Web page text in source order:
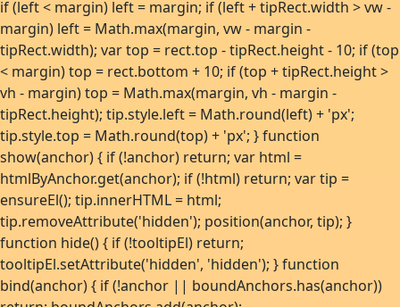
if (left < margin) left = margin; if (left + tipRect.width > vw -
margin) left = Math.max(margin, vw - margin -
tipRect.width); var top = rect.top - tipRect.height - 10; if (top
< margin) top = rect.bottom + 10; if (top + tipRect.height >
vh - margin) top = Math.max(margin, vh - margin -
tipRect.height); tip.style.left = Math.round(left) + 'px';
tip.style.top = Math.round(top) + 'px'; } function
show(anchor) { if (!anchor) return; var html =
htmlByAnchor.get(anchor); if (!html) return; var tip =
ensureEl(); tip.innerHTML = html;
tip.removeAttribute('hidden'); position(anchor, tip); }
function hide() { if (!tooltipEl) return;
tooltipEl.setAttribute('hidden', 'hidden'); } function
bind(anchor) { if (!anchor || boundAnchors.has(anchor))